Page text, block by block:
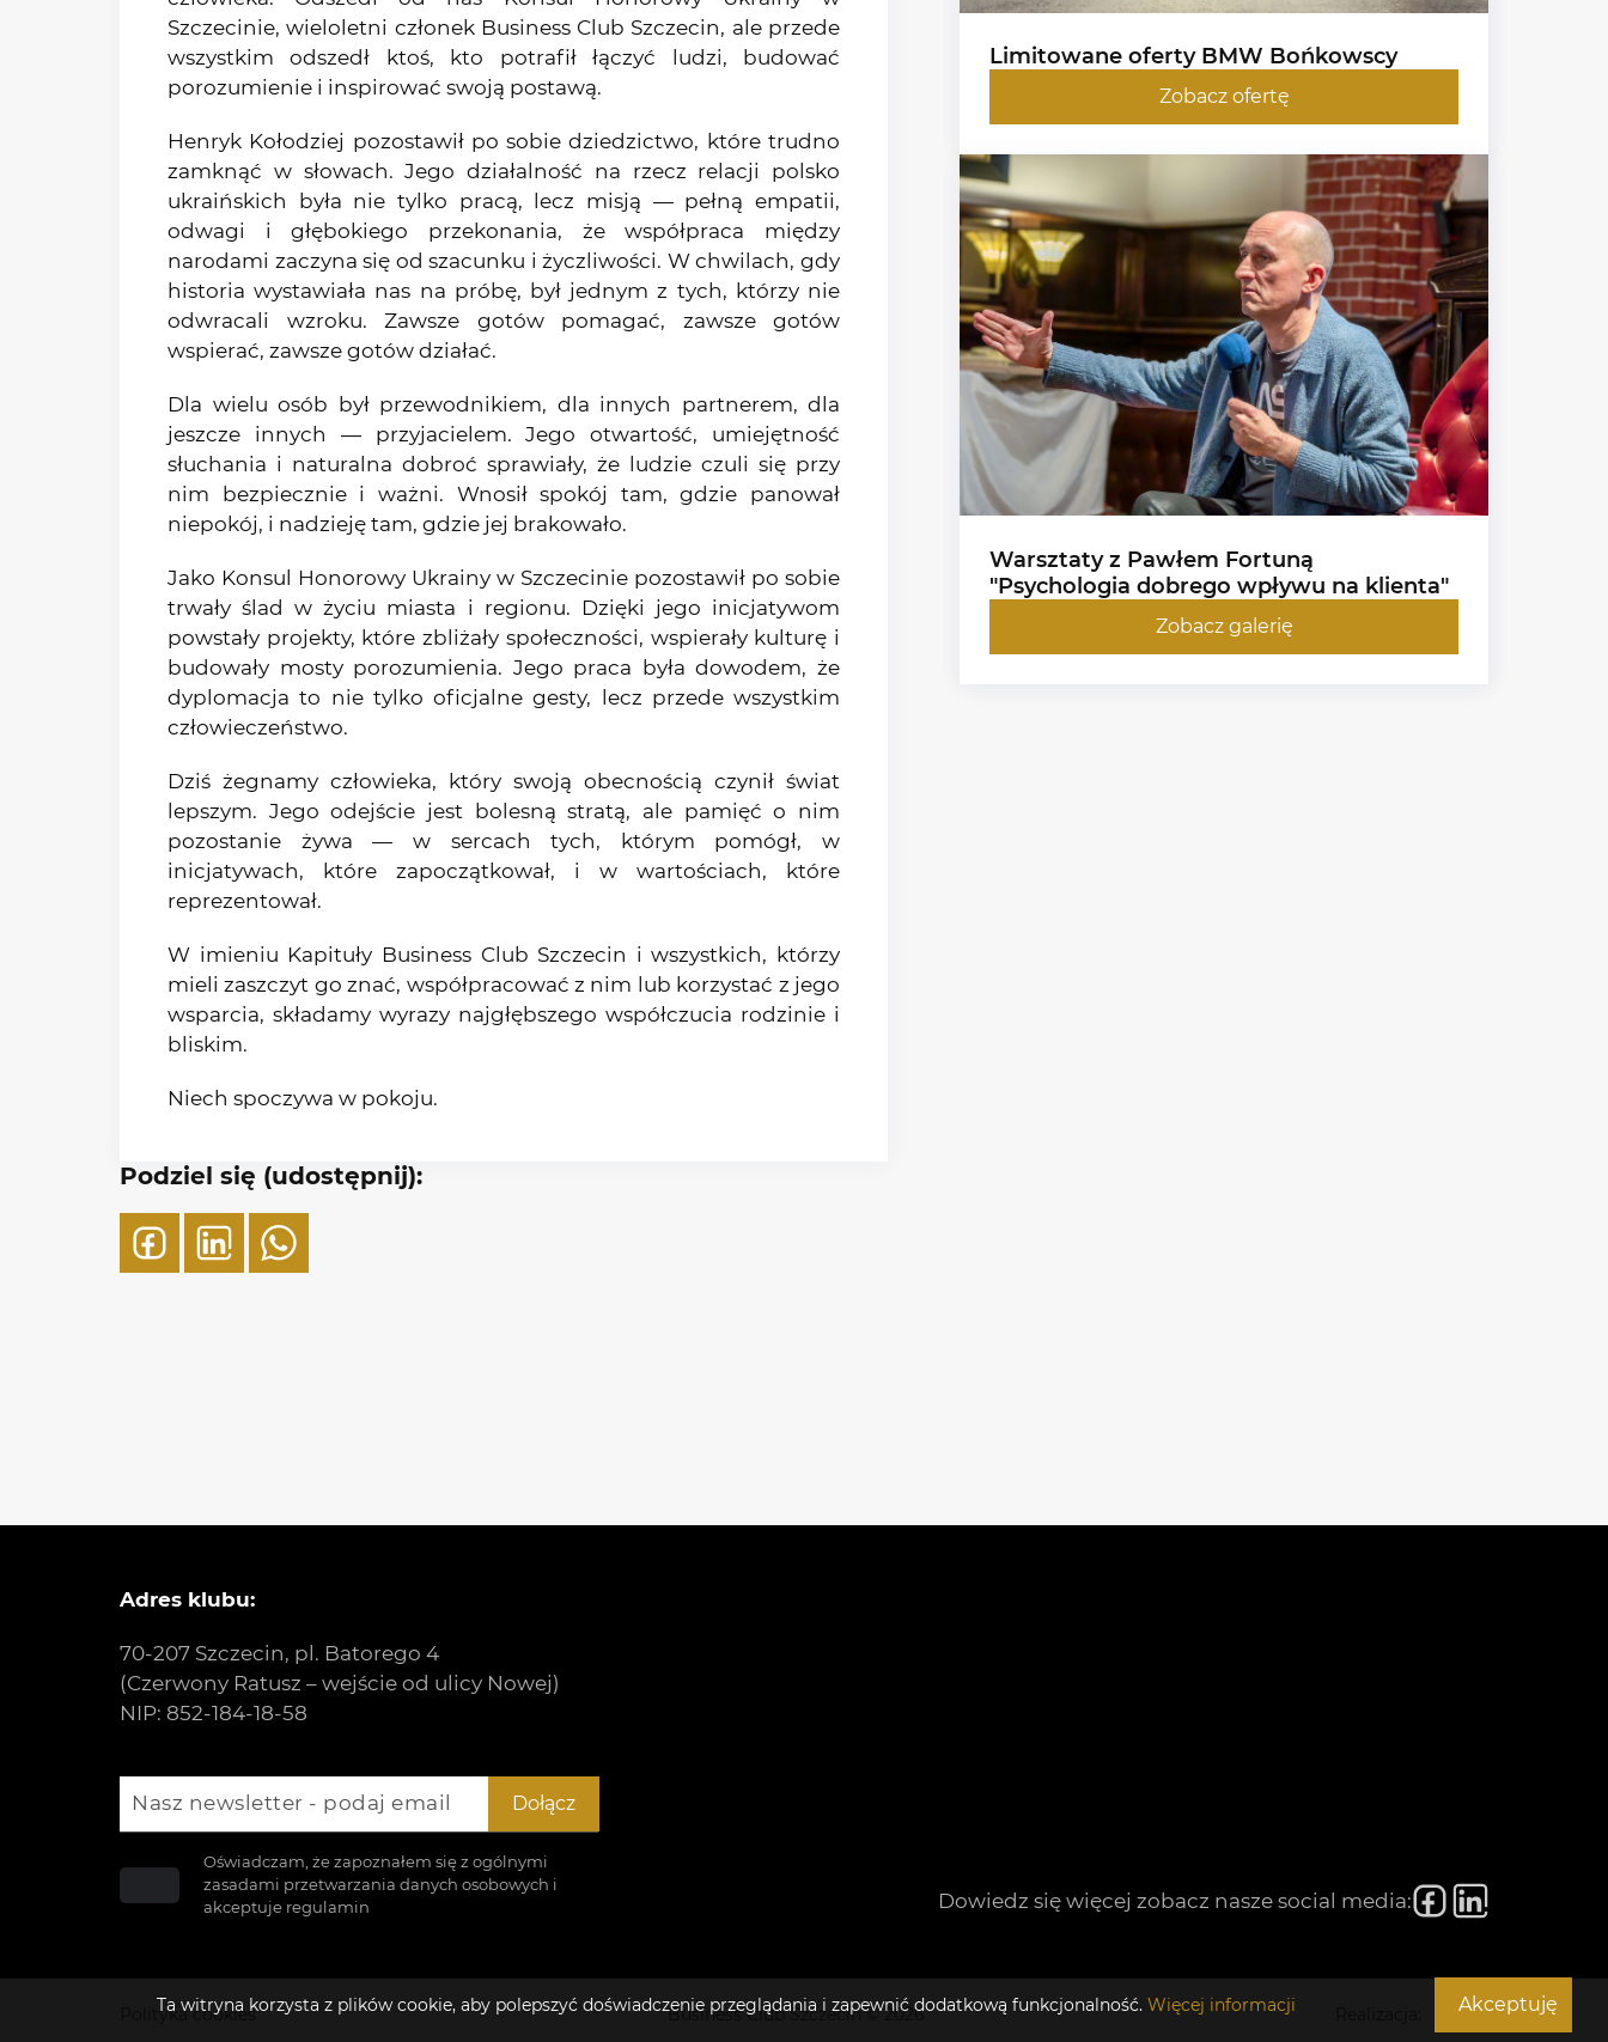
Szczecinie, wieloletni członek Business Club Szczecin, ale przede
wszystkim odszedł ktoś, kto potrafił łączyć ludzi, budować
porozumienie i inspirować swoją postawą.
Henryk Kołodziej pozostawił po sobie dziedzictwo, które trudno
zamknąć w słowach. Jego działalność na rzecz relacji polsko
ukraińskich była nie tylko pracą, lecz misją — pełną empatii,
odwagi i głębokiego przekonania, że współpraca między
narodami zaczyna się od szacunku i życzliwości. W chwilach, gdy
historia wystawiała nas na próbę, był jednym z tych, którzy nie
odwracali wzroku. Zawsze gotów pomagać, zawsze gotów
wspierać, zawsze gotów działać.
Dla wielu osób był przewodnikiem, dla innych partnerem, dla
jeszcze innych — przyjacielem. Jego otwartość, umiejętność
słuchania i naturalna dobroć sprawiały, że ludzie czuli się przy
nim bezpiecznie i ważni. Wnosił spokój tam, gdzie panował
niepokój, i nadzieję tam, gdzie jej brakowało.
Jako Konsul Honorowy Ukrainy w Szczecinie pozostawił po sobie
trwały ślad w życiu miasta i regionu. Dzięki jego inicjatywom
powstały projekty, które zbliżały społeczności, wspierały kulturę i
budowały mosty porozumienia. Jego praca była dowodem, że
dyplomacja to nie tylko oficjalne gesty, lecz przede wszystkim
człowieczeństwo.
Dziś żegnamy człowieka, który swoją obecnością czynił świat
lepszym. Jego odejście jest bolesną stratą, ale pamięć o nim
pozostanie żywa — w sercach tych, którym pomógł, w
inicjatywach, które zapoczątkował, i w wartościach, które
reprezentował.
W imieniu Kapituły Business Club Szczecin i wszystkich, którzy
mieli zaszczyt go znać, współpracować z nim lub korzystać z jego
wsparcia, składamy wyrazy najgłębszego współczucia rodzinie i
bliskim.
Niech spoczywa w pokoju.
Podziel się (udostępnij):
Limitowane oferty BMW Bońkowscy
Zobacz ofertę
Warsztaty z Pawłem Fortuną
"Psychologia dobrego wpływu na klienta"
Zobacz galerię
Adres klubu:
70-207 Szczecin, pl. Batorego 4
(Czerwony Ratusz – wejście od ulicy Nowej)
NIP: 852-184-18-58
Nasz newsletter - podaj email
Oświadczam, że zapoznałem się z ogólnymi
zasadami przetwarzania danych osobowych i
akceptuje regulamin
Dołącz
Dowiedz się więcej zobacz nasze social media:
Polityka cookies Business Club Szczecin © 2026
Ta witryna korzysta z plików cookie, aby polepszyć doświadczenie przeglądania i zapewnić dodatkową funkcjonalność. Więcej informacji Akceptuję